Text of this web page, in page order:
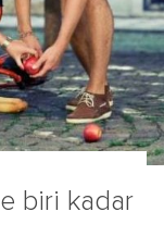
biri kadar